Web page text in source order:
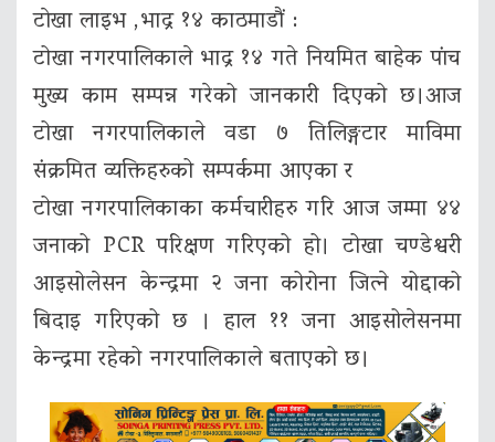
टाेखा लाइभ ,भाद्र १४ काठमाडौं :
टोखा नगरपालिकाले भाद्र १४ गते नियमित बाहेक पांच
मुख्य काम सम्पन्न गरेको जानकारी दिएको छ।आज
टोखा नगरपालिकाले वडा ७ तिलिङ्गटार माविमा
संक्रमित व्यक्तिहरुको सम्पर्कमा आएका र
टोखा नगरपालिकाका कर्मचारीहरु गरि आज जम्मा ४४
जनाको PCR परिक्षण गरिएको हो। टोखा चण्डेश्वरी
आइसोलेसन केन्द्रमा २ जना कोरोना जित्ने योद्दाको
बिदाइ गरिएको छ । हाल ११ जना आइसोलेसनमा
केन्द्रमा रहेको नगरपालिकाले बताएको छ।